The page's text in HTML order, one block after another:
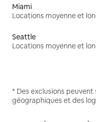
Miami
Seattle
* Des exclusions
géographiques et des